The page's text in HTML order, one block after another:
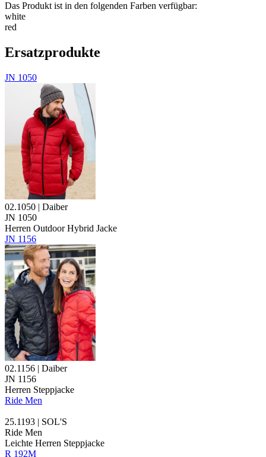
Das Produkt ist in den folgenden Farben verfügbar:
white
red
Ersatzprodukte
JN 1050
02.1050 | Daiber
JN 1050
Herren OutdoorHybrid Jacke
JN 1156
02.1156 | Daiber
JN 1156
Herren Steppjacke
Ride Men
25.1193 | SOL'S
Ride Men
Leichte Herren Steppjacke
R 192M